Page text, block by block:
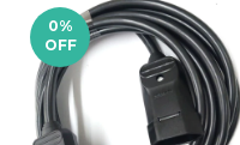
0%
OFF